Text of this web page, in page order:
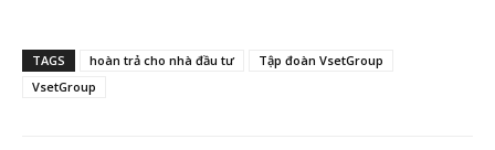
TAGS hoàn trả cho nhà đầu tư
Tập đoàn VsetGroup
VsetGroup